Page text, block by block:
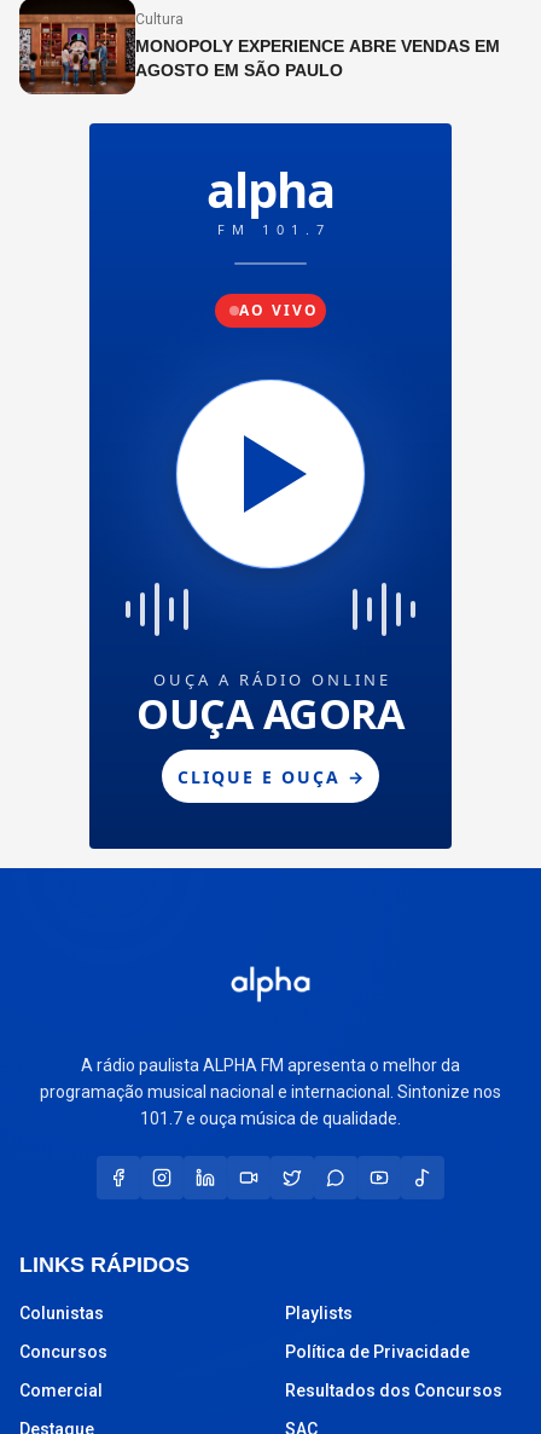
Cultura
MONOPOLY EXPERIENCE ABRE VENDAS EM
AGOSTO EM SÃO PAULO
A rádio paulista ALPHA FM apresenta o melhor da
programação musical nacional e internacional. Sintonize nos
101.7 e ouça música de qualidade.
LINKS RÁPIDOS
Colunistas
Concursos
Comercial
Destaque
Playlists
Política de Privacidade
Resultados dos Concursos
SAC